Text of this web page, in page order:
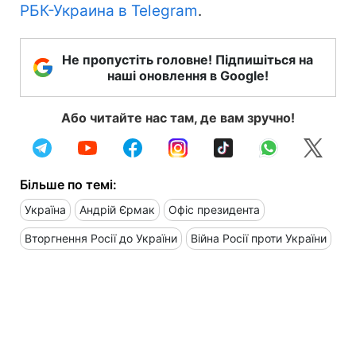
РБК-Украина в Telegram.
Не пропустіть головне! Підпишіться на
наші оновлення в Google!
Або читайте нас там, де вам зручно!
Більше по темі:
Україна Андрій Єрмак Офіс президента
Вторгнення Росії до України Війна Росії проти України